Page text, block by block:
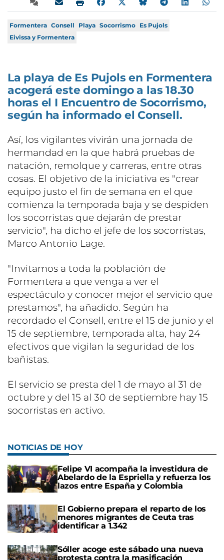
Formentera Consell Playa Socorrismo Es Pujols
Eivissa y Formentera
La playa de Es Pujols en Formentera
acogerá este domingo a las 18.30
horas el I Encuentro de Socorrismo,
según ha informado el Consell.
Así, los vigilantes vivirán una jornada de
hermandad en la que habrá pruebas de
natación, remolque y carreras, entre otras
cosas. El objetivo de la iniciativa es "crear
equipo justo el fin de semana en el que
comienza la temporada baja y se despiden
los socorristas que dejarán de prestar
servicio", ha dicho el jefe de los socorristas,
Marco Antonio Lage.
"Invitamos a toda la población de
Formentera a que venga a ver el
espectáculo y conocer mejor el servicio que
prestamos", ha añadido. Según ha
recordado el Consell, entre el 15 de junio y el
15 de septiembre, temporada alta, hay 24
efectivos que vigilan la seguridad de los
bañistas.
El servicio se presta del 1 de mayo al 31 de
octubre y del 15 al 30 de septiembre hay 15
socorristas en activo.
NOTICIAS DE HOY
Felipe VI acompaña la investidura de
Abelardo de la Espriella y refuerza los
lazos entre España y Colombia
El Gobierno prepara el reparto de los
menores migrantes de Ceuta tras
identificar a 1.342
Sóller acoge este sábado una nueva
protesta contra la masificación